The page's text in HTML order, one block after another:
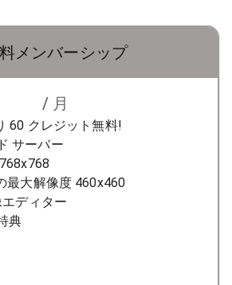
メンバーシップ
/ 月
60 クレジット無料!
サーバー
最大解像度 460x460
エディター
典